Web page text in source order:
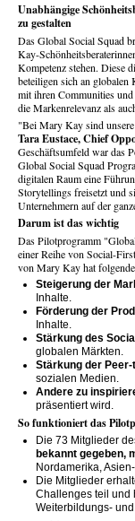
Unabhängige
zu gestalten
Das Global Social Squad
Kay-
Kompetenz stehen. Diese
beteiligen sich an globalen
mit ihren Communities
die Markenrelevanz als
"Bei Mary Kay sind
Tara Eustace, Chief
Geschäftsumfeld war das
Global Social Squad
digitalen Raum eine
Storytellings freisetzt und
Unternehmern auf der
Darum ist das wichtig
Das Pilotprogramm
einer Reihe von Social-
von Mary Kay hat
Steigerung der
Inhalte.
Förderung der
Inhalte.
Stärkung des
globalen Märkten.
Stärkung der
sozialen Medien.
Andere zu
präsentiert wird.
So funktioniert das
Die 73 Mitglieder
bekannt gegeben,
Nordamerika,
Die Mitglieder
Challenges teil und
Weiterbildungs-